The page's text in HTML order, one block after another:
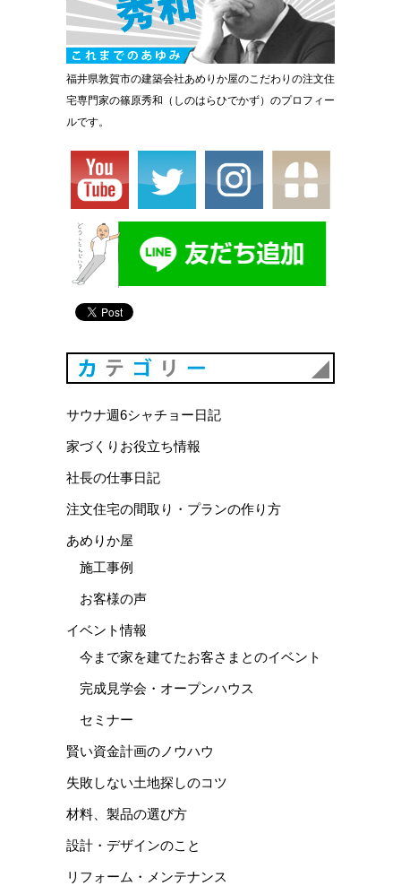
福井県敦賀市の建築会社あめりか屋のこだわりの注文住
宅専門家の篠原秀和（しのはらひでかず）のプロフィー
ルです。
サウナ週6シャチョー日記
家づくりお役立ち情報
社長の仕事日記
注文住宅の間取り・プランの作り方
あめりか屋
施工事例
お客様の声
イベント情報
今まで家を建てたお客さまとのイベント
完成見学会・オープンハウス
セミナー
賢い資金計画のノウハウ
失敗しない土地探しのコツ
材料、製品の選び方
設計・デザインのこと
リフォーム・メンテナンス